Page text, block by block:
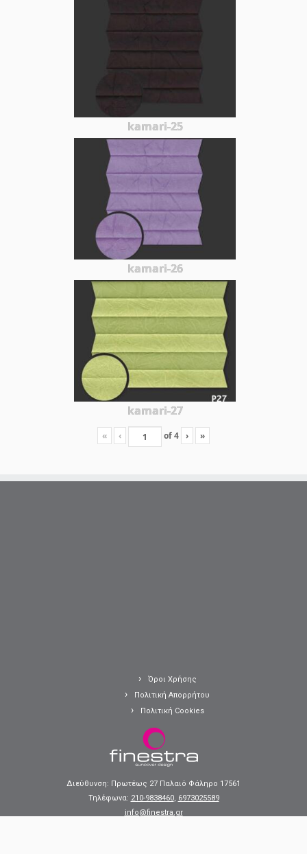
kamari-25
kamari-26
kamari-27
« ‹ of4 › »
Όροι Χρήσης
Πολιτική Απορρήτου
Πολιτική Cookies
Διεύθυνση: Πρωτέως 27 Παλαιό Φάληρο 17561
Τηλέφωνα: 210-9838460, 6973025589
info@finestra.gr